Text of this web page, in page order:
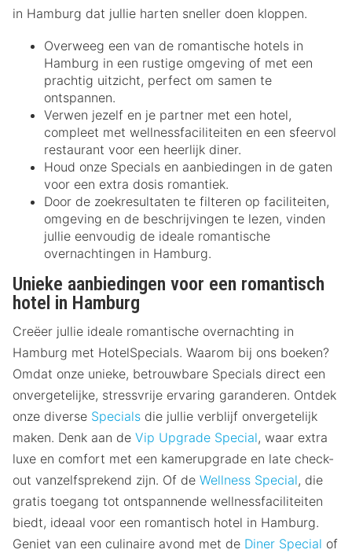
in Hamburg dat jullie harten sneller doen kloppen.
Overweeg een van de romantische hotels in
Hamburg in een rustige omgeving of met een
prachtig uitzicht, perfect om samen te
ontspannen.
Verwen jezelf en je partner met een hotel,
compleet met wellnessfaciliteiten en een sfeervol
restaurant voor een heerlijk diner.
Houd onze Specials en aanbiedingen in de gaten
voor een extra dosis romantiek.
Door de zoekresultaten te filteren op faciliteiten,
omgeving en de beschrijvingen te lezen, vinden
jullie eenvoudig de ideale romantische
overnachtingen in Hamburg.
Unieke aanbiedingen voor een romantisch
hotel in Hamburg
Creëer jullie ideale romantische overnachting in
Hamburg met HotelSpecials. Waarom bij ons boeken?
Omdat onze unieke, betrouwbare Specials direct een
onvergetelijke, stressvrije ervaring garanderen. Ontdek
onze diverse Specials die jullie verblijf onvergetelijk
maken. Denk aan de Vip Upgrade Special, waar extra
luxe en comfort met een kamerupgrade en late check-
out vanzelfsprekend zijn. Of de Wellness Special, die
gratis toegang tot ontspannende wellnessfaciliteiten
biedt, ideaal voor een romantisch hotel in Hamburg.
Geniet van een culinaire avond met de Diner Special of